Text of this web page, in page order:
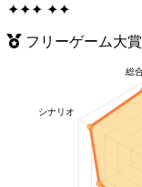
✦✦✦ ✦✦
フリーゲーム大賞